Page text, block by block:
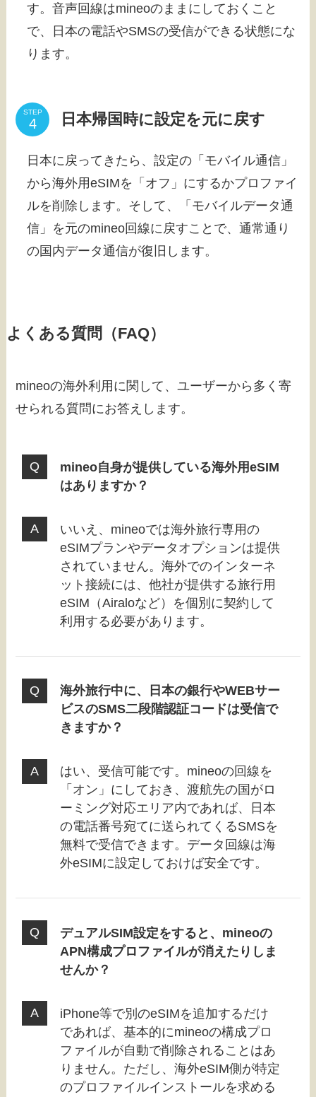
す。音声回線はmineoのままにしておくこと
で、日本の電話やSMSの受信ができる状態にな
ります。
STEP 日本帰国時に設定を元に戻す
日本に戻ってきたら、設定の「モバイル通信」
から海外用eSIMを「オフ」にするかプロファイ
ルを削除します。そして、「モバイルデータ通
信」を元のmineo回線に戻すことで、通常通り
の国内データ通信が復旧します。
よくある質問（FAQ）
mineoの海外利用に関して、ユーザーから多く寄
せられる質問にお答えします。
mineo自身が提供している海外用eSIM
はありますか？
いいえ、mineoでは海外旅行専用の
eSIMプランやデータオプションは提供
されていません。海外でのインターネ
ット接続には、他社が提供する旅行用
eSIM（Airaloなど）を個別に契約して
利用する必要があります。
海外旅行中に、日本の銀行やWEBサー
ビスのSMS二段階認証コードは受信で
きますか？
はい、受信可能です。mineoの回線を
「オン」にしておき、渡航先の国がロ
ーミング対応エリア内であれば、日本
の電話番号宛てに送られてくるSMSを
無料で受信できます。データ回線は海
外eSIMに設定しておけば安全です。
デュアルSIM設定をすると、mineoの
APN構成プロファイルが消えたりしま
せんか？
iPhone等で別のeSIMを追加するだけ
であれば、基本的にmineoの構成プロ
ファイルが自動で削除されることはあ
りません。ただし、海外eSIM側が特定
のプロファイルインストールを求める